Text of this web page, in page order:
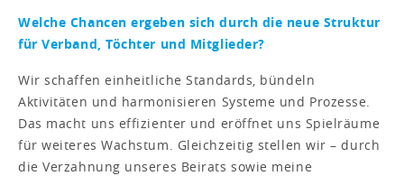
Welche Chancen ergeben sich durch die neue Struktur
für Verband, Töchter und Mitglieder?
Wir schaffen einheitliche Standards, bündeln
Aktivitäten und harmonisieren Systeme und Prozesse.
Das macht uns effizienter und eröffnet uns Spielräume
für weiteres Wachstum. Gleichzeitig stellen wir – durch
die Verzahnung unseres Beirats sowie meine